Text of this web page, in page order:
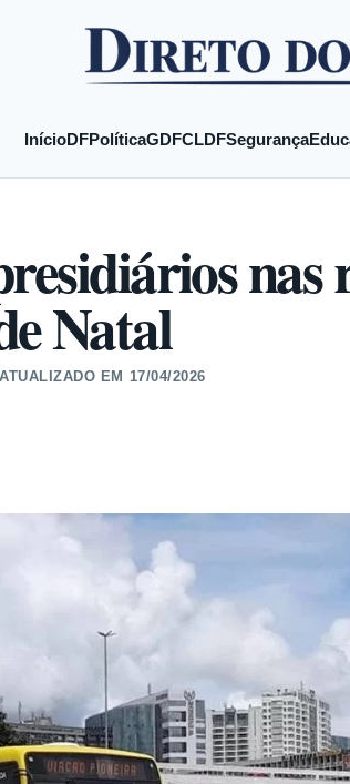
InícioDFPolíticaGDFCLDFSegurança
nas
Natal
ATUALIZADO EM 17/04/2026